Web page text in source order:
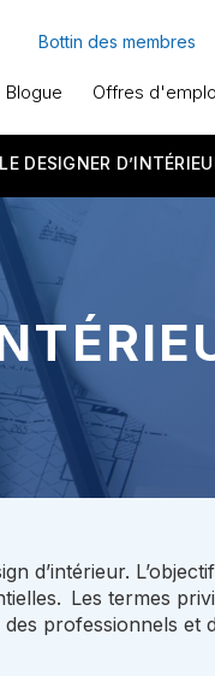
Bottin des membres
Blogue Offres
LE DESIGNER
d’intérieur.
Les termes
professionnels et